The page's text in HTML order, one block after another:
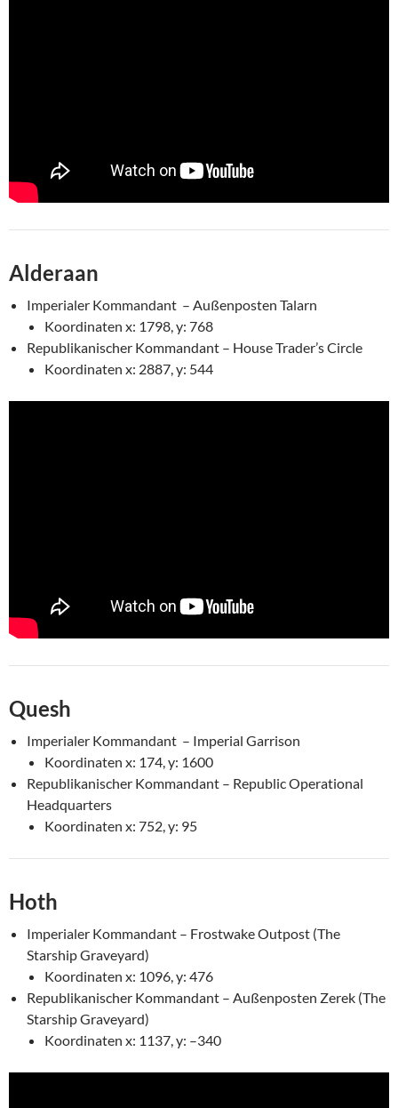
Alderaan
Imperialer Kommandant – Außenposten Talarn
Koordinaten x: 1798, y: 768
Republikanischer Kommandant – House Trader’s Circle
Koordinaten x: 2887, y: 544
Quesh
Imperialer Kommandant – Imperial Garrison
Koordinaten x: 174, y: 1600
Republikanischer Kommandant – Republic Operational
Headquarters
Koordinaten x: 752, y: 95
Hoth
Imperialer Kommandant – Frostwake Outpost (The
Starship Graveyard)
Koordinaten x: 1096, y: 476
Republikanischer Kommandant – Außenposten Zerek (The
Starship Graveyard)
Koordinaten x: 1137, y: –340